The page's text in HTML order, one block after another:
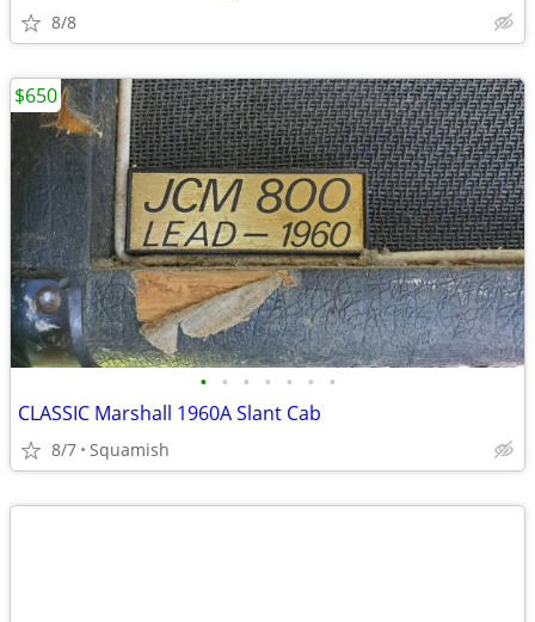
8/8
• • • • • • •
CLASSIC Marshall 1960A Slant Cab
8/7 Squamish
$650